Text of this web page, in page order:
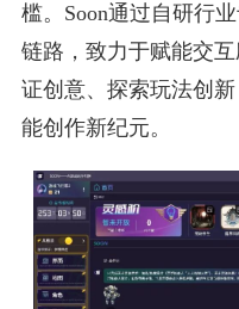
槛。Soon通过自研行
链路，致力于赋能交
证创意、探索玩法创
能创作新纪元。